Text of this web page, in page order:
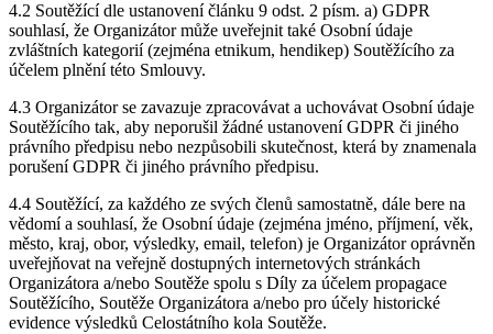
4.2 Soutěžící dle ustanovení článku 9 odst. 2 písm. a) GDPR
souhlasí, že Organizátor může uveřejnit také Osobní údaje
zvláštních kategorií (zejména etnikum, hendikep) Soutěžícího za
účelem plnění této Smlouvy.
4.3 Organizátor se zavazuje zpracovávat a uchovávat Osobní údaje
Soutěžícího tak, aby neporušil žádné ustanovení GDPR či jiného
právního předpisu nebo nezpůsobili skutečnost, která by znamenala
porušení GDPR či jiného právního předpisu.
4.4 Soutěžící, za každého ze svých členů samostatně, dále bere na
vědomí a souhlasí, že Osobní údaje (zejména jméno, příjmení, věk,
město, kraj, obor, výsledky, email, telefon) je Organizátor oprávněn
uveřejňovat na veřejně dostupných internetových stránkách
Organizátora a/nebo Soutěže spolu s Díly za účelem propagace
Soutěžícího, Soutěže Organizátora a/nebo pro účely historické
evidence výsledků Celostátního kola Soutěže.